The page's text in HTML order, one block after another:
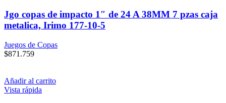
Jgo copas de impacto 1″ de 24 A 38MM 7 pzas caja
metalica, Irimo 177-10-5
Juegos de Copas
$871.759
Añadir al carrito
Vista rápida